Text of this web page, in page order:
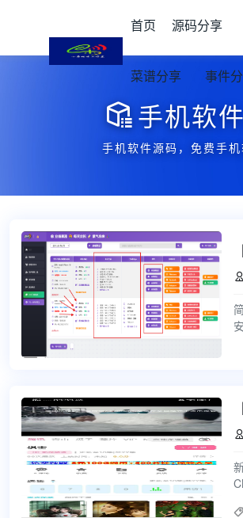
首页 源码分享
菜谱分享 事件
手机软
手机软件源码，免费手

